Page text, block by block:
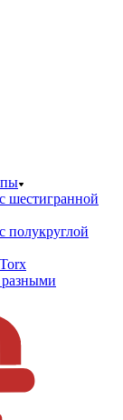
шестигранной
полукруглой